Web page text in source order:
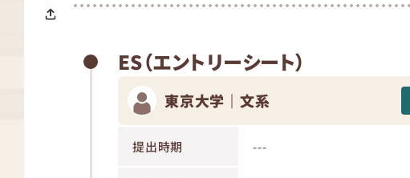
ES（エントリーシート）
東京大学｜文系
提出時期 ---